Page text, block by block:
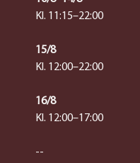
Kl. 11:15–22:00
15/8
Kl. 12:00–22:00
16/8
Kl. 12:00–17:00
--